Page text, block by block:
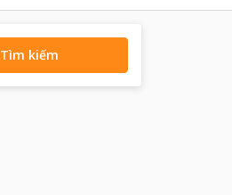
Tìm kiếm